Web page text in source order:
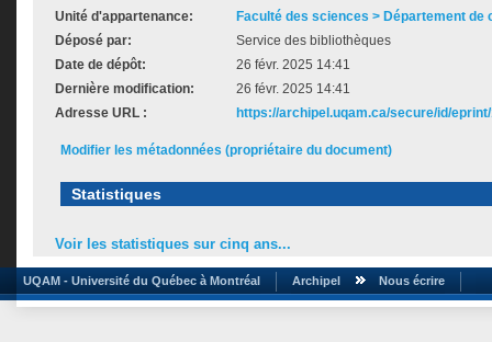
Unité d'appartenance:
Faculté des sciences > Département de
Déposé par:
Service des bibliothèques
Date de dépôt:
26 févr. 2025 14:41
Dernière modification:
26 févr. 2025 14:41
Adresse URL :
https://archipel.uqam.ca/secure/id/
Modifier les métadonnées (propriétaire du document)
Statistiques
Voir les statistiques sur cinq ans...
UQAM - Université du Québec à Montréal Archipel Nous écrire